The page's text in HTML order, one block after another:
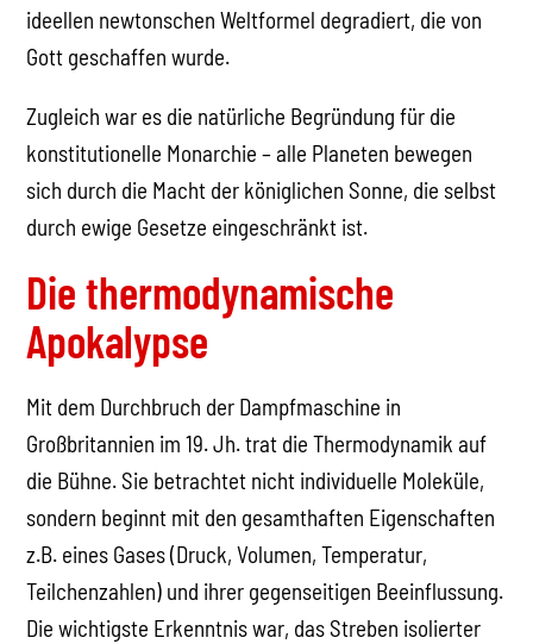
ideellen newtonschen Weltformel degradiert, die von
Gott geschaffen wurde.
Zugleich war es die natürliche Begründung für die
konstitutionelle Monarchie – alle Planeten bewegen
sich durch die Macht der königlichen Sonne, die selbst
durch ewige Gesetze eingeschränkt ist.
Die thermodynamische
Apokalypse
Mit dem Durchbruch der Dampfmaschine in
Großbritannien im 19. Jh. trat die Thermodynamik auf
die Bühne. Sie betrachtet nicht individuelle Moleküle,
sondern beginnt mit den gesamthaften Eigenschaften
z.B. eines Gases (Druck, Volumen, Temperatur,
Teilchenzahlen) und ihrer gegenseitigen Beeinflussung.
Die wichtigste Erkenntnis war, das Streben isolierter